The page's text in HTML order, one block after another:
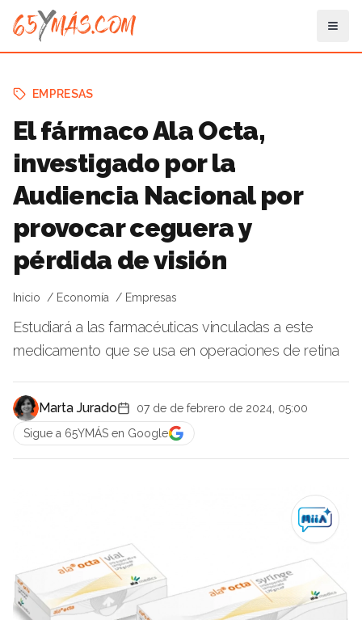
EMPRESAS
El fármaco Ala Octa,
investigado por la
Audiencia Nacional por
provocar ceguera y
pérdida de visión
Inicio Economía Empresas
Estudiará a las farmacéuticas vinculadas a este
medicamento que se usa en operaciones de retina
Marta Jurado
07 de de febrero de 2024, 05:00
Sigue a 65YMÁS en Google